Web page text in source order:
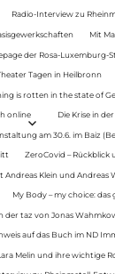
Radio-Interview zu
Mit
der Rosa-Luxemburg-
Tagen in Heilbronn
is rotten in the state of
online Die Krise in
am 30.6. im Baiz
ZeroCovid – Rückblick
Andreas Klein und
My Body – my choice:
der taz von Jonas
auf das Buch im ND
Melin und ihre wichtige